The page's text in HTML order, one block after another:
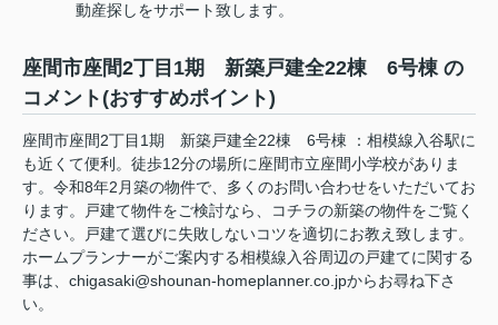
動産探しをサポート致します。
座間市座間2丁目1期 新築戸建全22棟 6号棟 の
コメント(おすすめポイント)
座間市座間2丁目1期 新築戸建全22棟 6号棟 ：相模線入谷駅に
も近くて便利。徒歩12分の場所に座間市立座間小学校がありま
す。令和8年2月築の物件で、多くのお問い合わせをいただいてお
ります。戸建て物件をご検討なら、コチラの新築の物件をご覧く
ださい。戸建て選びに失敗しないコツを適切にお教え致します。
ホームプランナーがご案内する相模線入谷周辺の戸建てに関する
事は、chigasaki@shounan-homeplanner.co.jpからお尋ね下さ
い。